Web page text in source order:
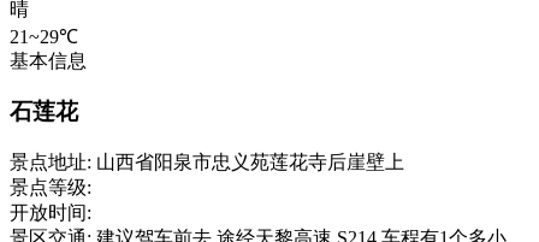
晴
21~29℃
基本信息
石莲花
景点地址: 山西省阳泉市忠义苑莲花寺后崖壁上
景点等级:
开放时间:
景区交通: 建议驾车前去,途经天黎高速,S214,车程有1个多小